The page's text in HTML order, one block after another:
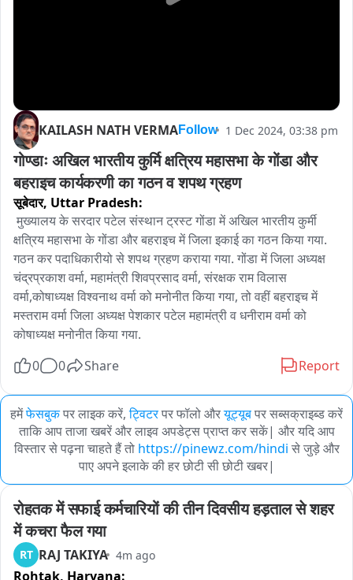
KAILASH NATH VERMAFollow 1 Dec 2024, 03:38 pm
गोण्डाः अखिल भारतीय कुर्मि क्षत्रिय महासभा के गोंडा और
बहराइच कार्यकरणी का गठन व शपथ ग्रहण
सूबेदार, Uttar Pradesh:
मुख्यालय के सरदार पटेल संस्थान ट्रस्ट गोंडा में अखिल भारतीय कुर्मी
क्षत्रिय महासभा के गोंडा और बहराइच में जिला इकाई का गठन किया गया.
गठन कर पदाधिकारीयो से शपथ ग्रहण कराया गया. गोंडा में जिला अध्यक्ष
चंद्रप्रकाश वर्मा, महामंत्री शिवप्रसाद वर्मा, संरक्षक राम विलास
वर्मा,कोषाध्यक्ष विश्वनाथ वर्मा को मनोनीत किया गया, तो वहीं बहराइच में
मस्तराम वर्मा जिला अध्यक्ष पेशकार पटेल महामंत्री व धनीराम वर्मा को
कोषाध्यक्ष मनोनीत किया गया.
0
0 Share Report
हमेंफेसबुकपर लाइक करें, ट्विटरपर फॉलो औरयूट्यूबपर सब्सक्राइब्ड करें
ताकि आप ताजा खबरें और लाइव अपडेट्स प्राप्त कर सकें| और यदि आप
विस्तार से पढ़ना चाहते हैं तो https://pinewz.com/hindi से जुड़े और
पाए अपने इलाके की हर छोटी सी छोटी खबर|
रोहतक में सफाई कर्मचारियों की तीन दिवसीय हड़ताल से शहर
में कचरा फैल गया
RT RAJ TAKIYA 4m ago
Rohtak, Haryana: